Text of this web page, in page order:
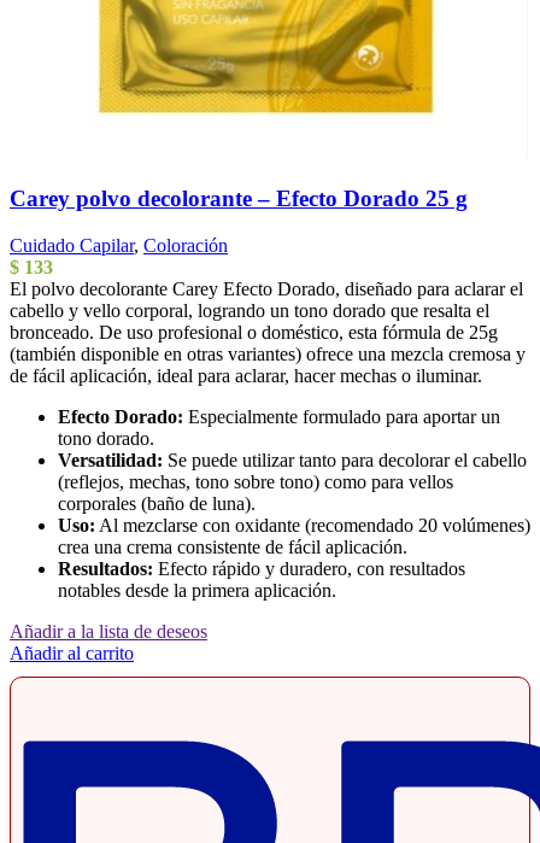
Carey polvo decolorante – Efecto Dorado 25 g
Cuidado Capilar, Coloración
$ 133
El polvo decolorante Carey Efecto Dorado, diseñado para aclarar el
cabello y vello corporal, logrando un tono dorado que resalta el
bronceado. De uso profesional o doméstico, esta fórmula de 25g
(también disponible en otras variantes) ofrece una mezcla cremosa y
de fácil aplicación, ideal para aclarar, hacer mechas o iluminar.
Efecto Dorado: Especialmente formulado para aportar un
tono dorado.
Versatilidad: Se puede utilizar tanto para decolorar el cabello
(reflejos, mechas, tono sobre tono) como para vellos
corporales (baño de luna).
Uso: Al mezclarse con oxidante (recomendado 20 volúmenes)
crea una crema consistente de fácil aplicación.
Resultados: Efecto rápido y duradero, con resultados
notables desde la primera aplicación.
Añadir a la lista de deseos
Añadir al carrito